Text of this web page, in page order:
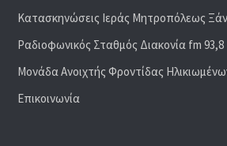
Κατασκηνώσεις Ιεράς Μητροπόλεως
Ραδιoφωνικός Σταθμός Διακονία fm 93,8
Μονάδα Ανοιχτής Φροντίδας
Επικοινωνία